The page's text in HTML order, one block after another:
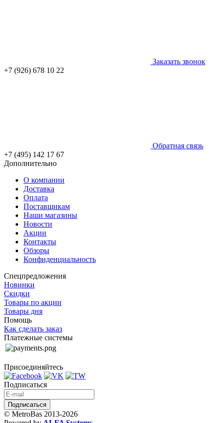
Заказать звонок
+7 (926) 678 10 22
Обратная связь
+7 (495) 142 17 67
Дополнительно
О компании
Доставка
Оплата
Поставщикам
Наши магазины
Новости
Акции
Контакты
Обзоры
Конфиденциальность
Спецпредложения
Новинки
Скидки
Товары по акции
Товары дня
Помощь
Как сделать заказ
Платежные системы
Присоединяйтесь
Подписаться
© MetroBas 2013-2026